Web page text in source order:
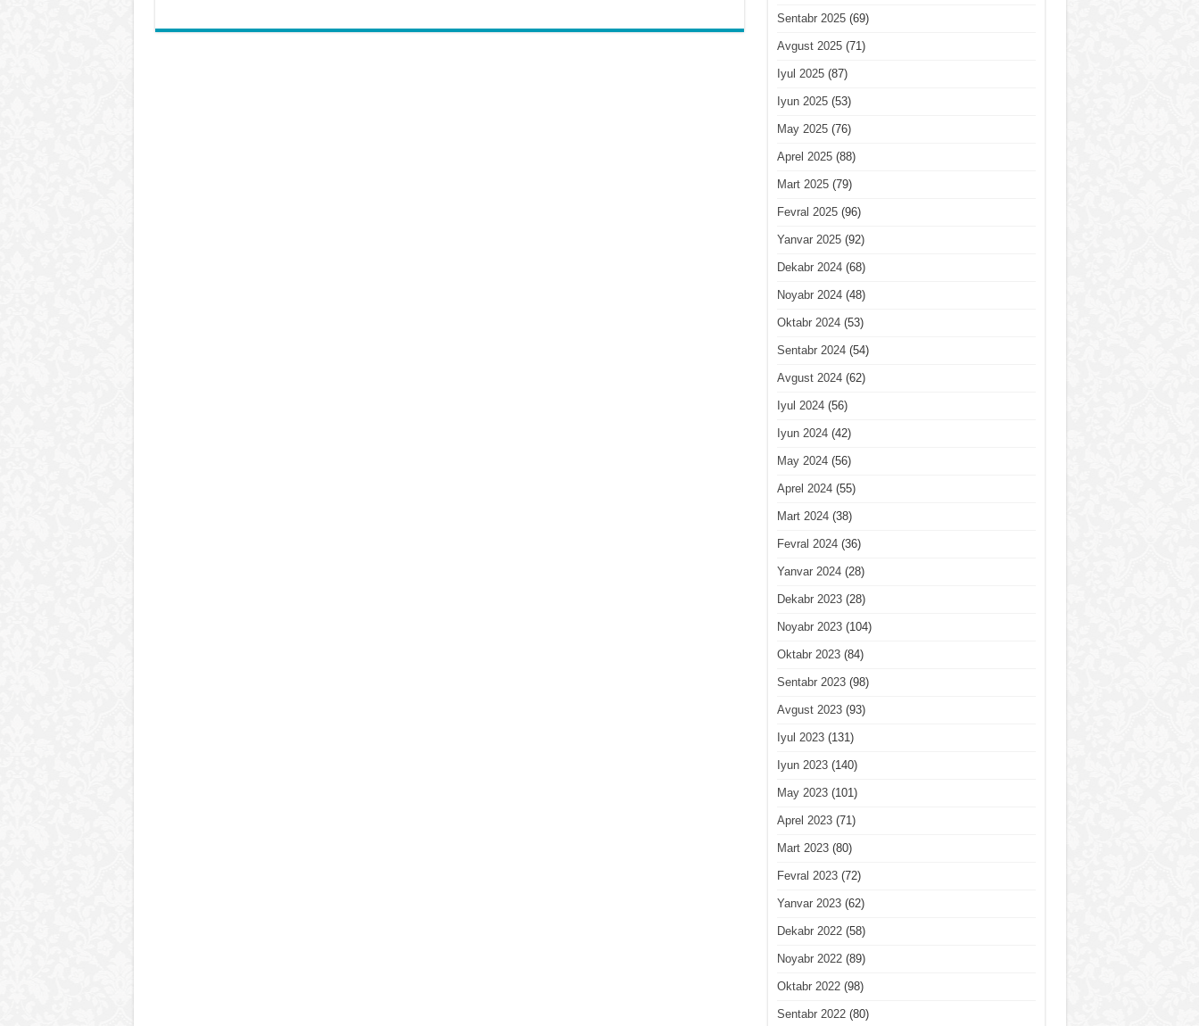
Sentabr 2025(69)
Avgust 2025(71)
Iyul 2025(87)
Iyun 2025(53)
May 2025(76)
Aprel 2025(88)
Mart 2025(79)
Fevral 2025(96)
Yanvar 2025(92)
Dekabr 2024(68)
Noyabr 2024(48)
Oktabr 2024(53)
Sentabr 2024(54)
Avgust 2024(62)
Iyul 2024(56)
Iyun 2024(42)
May 2024(56)
Aprel 2024(55)
Mart 2024(38)
Fevral 2024(36)
Yanvar 2024(28)
Dekabr 2023(28)
Noyabr 2023(104)
Oktabr 2023(84)
Sentabr 2023(98)
Avgust 2023(93)
Iyul 2023(131)
Iyun 2023(140)
May 2023(101)
Aprel 2023(71)
Mart 2023(80)
Fevral 2023(72)
Yanvar 2023(62)
Dekabr 2022(58)
Noyabr 2022(89)
Oktabr 2022(98)
Sentabr 2022(80)